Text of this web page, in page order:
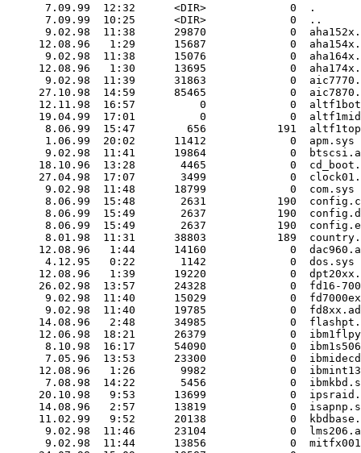
7.09.99  12:32      <DIR>             0  .
7.09.99  10:25      <DIR>             0  ..
9.02.98  11:38      29870             0
12.08.96   1:29      15687             0
9.02.98  11:38      15076             0
12.08.96   1:30      13695             0
9.02.98  11:39      31863             0
27.10.98  14:59      85465             0
12.11.98  16:57          0             0
19.04.99  17:01          0             0
8.06.99  15:47        656           191
1.06.99  20:02      11412             0  apm.sys
9.02.98  11:41      19864             0
18.10.96  13:28       4465             0
27.04.98  17:07       3499             0
9.02.98  11:48      18799             0  com.sys
8.06.99  15:48       2631           190  config.c
8.06.99  15:49       2637           190  config.d
8.06.99  15:49       2637           190  config.e
8.01.98  11:31      38803           189
12.08.96   1:44      14160             0
4.12.95   0:22       1142             0  dos.sys
12.08.96   1:39      19220             0
26.02.98  13:57      24328             0  fd16-
9.02.98  11:40      15029             0
9.02.98  11:40      19785             0
14.08.96   2:48      34985             0
12.06.98  18:21      26379             0
8.10.98  16:17      54090             0
7.05.96  13:53      23300             0
12.08.96   1:26       9982             0
7.08.98  14:22       5456             0
20.10.98   9:53      13699             0
14.08.96   2:57      13819             0
11.02.99   9:52      20138             0
9.02.98  11:46      23104             0
9.02.98  11:44      13856             0